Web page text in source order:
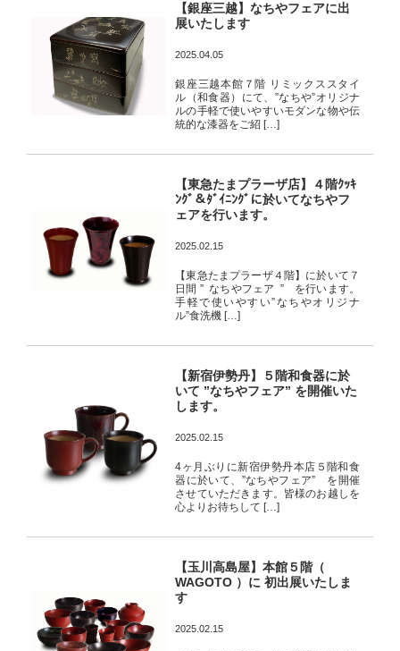
【銀座三越】なちやフェアに出
展いたします
2025.04.05
銀座三越本館７階 リミックススタイ
ル（和食器）にて、”なちや”オリジナ
ルの手軽で使いやすいモダンな物や伝
統的な漆器をご紹 […]
【東急たまプラーザ店】４階ｸｯｷ
ﾝｸﾞ＆ﾀﾞｲﾆﾝｸﾞに於いてなちやフ
ェアを行います。
2025.02.15
【東急たまプラーザ４階】に於いて７
日間 ” なちやフェア ” を行います。
手軽で使いやすい”なちやオリジナ
ル”食洗機 […]
【新宿伊勢丹】５階和食器に於
いて ”なちやフェア” を開催いた
します。
2025.02.15
4ヶ月ぶりに新宿伊勢丹本店５階和食
器に於いて、”なちやフェア” を開催
させていただきます。皆様のお越しを
心よりお待ちして […]
【玉川高島屋】本館５階（
WAGOTO ）に 初出展いたしま
す
2025.02.15